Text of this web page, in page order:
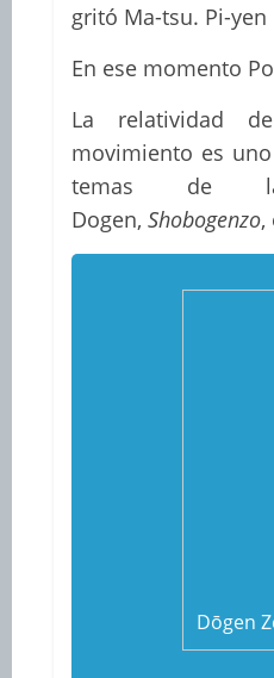
gritó Ma-tsu. Pi-yen
En ese momento
La relatividad
movimiento es
temas de
Dogen, Shobogenzo,
Dōgen